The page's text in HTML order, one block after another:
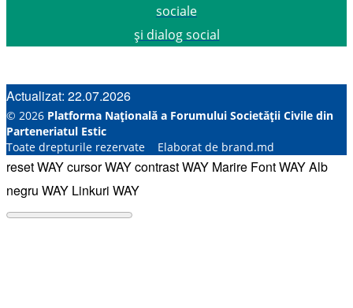
sociale
și dialog social
Actualizat: 22.07.2026
© 2026 Platforma Națională a Forumului Societății Civile din
Parteneriatul Estic
Toate drepturile rezervate Elaborat de brand.md
reset WAYcursor WAYcontrast WAY Marire Font WAYAlb
negru WAY Linkuri WAY